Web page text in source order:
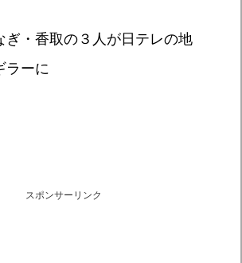
ぎ・香取の３人が日テレの地
ラーに
スポンサーリンク